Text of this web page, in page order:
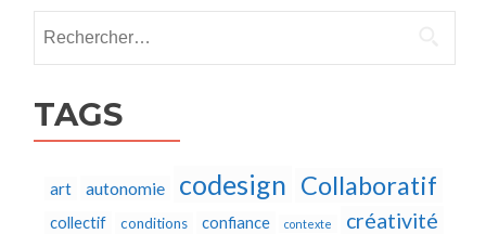
TAGS
art autonomie codesign Collaboratif
collectif conditions confiance contexte créativité